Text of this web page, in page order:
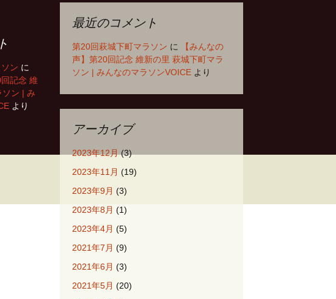
最近のコメント
第20回萩城下町マラソン に
【みんなの
声】第20回記念 維新の里 萩城下町マラ
ソン | みんなのマラソンVOICE より
アーカイブ
2023年12月(3)
2023年11月 (19)
2023年9月 (3)
2023年8月 (1)
2023年4月 (5)
2021年7月 (9)
2021年6月 (3)
2021年5月 (20)
ン に
回記念 維
ソン | み
より